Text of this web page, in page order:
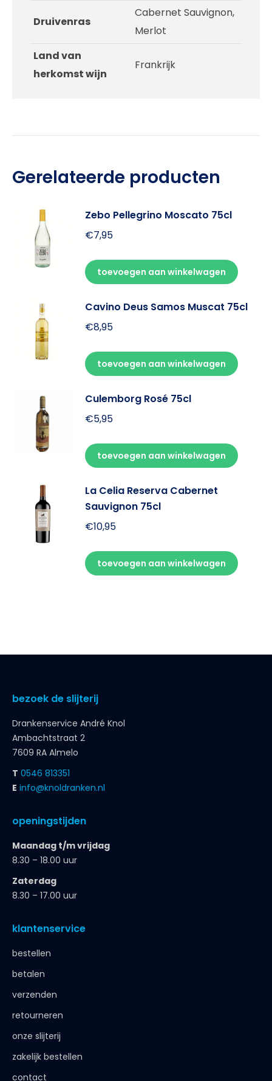
Druivenras
Cabernet Sauvignon,
Merlot
Land van
herkomst wijn
Frankrijk
Gerelateerde producten
Zebo Pellegrino Moscato 75cl
€7,95
toevoegen aan winkelwagen
Cavino Deus Samos Muscat 75cl
€8,95
toevoegen aan winkelwagen
Culemborg Rosé 75cl
€5,95
toevoegen aan winkelwagen
La Celia Reserva Cabernet
Sauvignon 75cl
€10,95
toevoegen aan winkelwagen
bezoek de slijterij
Drankenservice André Knol
Ambachtstraat 2
7609 RA Almelo
T 0546 813351
E info@knoldranken.nl
openingstijden
Maandag t/m vrijdag
8.30 – 18.00 uur
Zaterdag
8.30 – 17.00 uur
klantenservice
bestellen
betalen
verzenden
retourneren
onze slijterij
zakelijk bestellen
contact